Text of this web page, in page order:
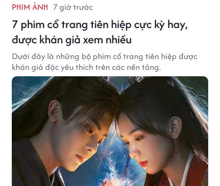
PHIM ẢNH 7 giờ trước
7 phim cổ trang tiên hiệp cực kỳ hay,
được khán giả xem nhiều
Dưới đây là những bộ phim cổ trang tiên hiệp được
khán giả đặc yêu thích trên các nền tảng.